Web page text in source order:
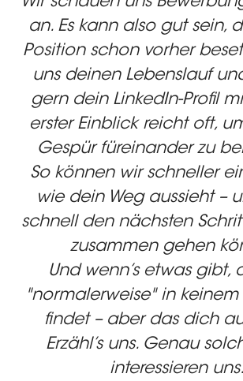
an. Es kann also gut sein,
Position schon vorher
uns deinen Lebenslauf
gern dein LinkedIn-Profil
erster Einblick reicht oft,
Gespür füreinander zu
So können wir schneller
wie dein Weg aussieht –
schnell den nächsten
zusammen gehen
Und wenn’s etwas gibt,
"normalerweise" in keinem
findet – aber das dich
Erzähl’s uns. Genau
interessieren uns.